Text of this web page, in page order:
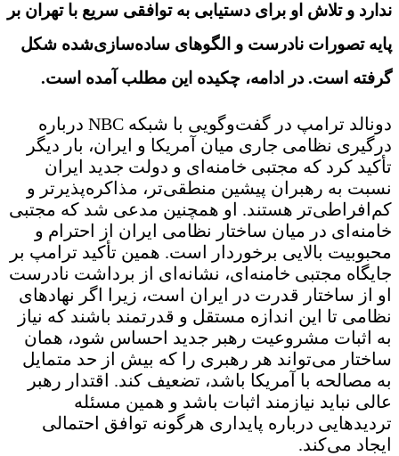
ندارد و تلاش او برای دستیابی به توافقی سریع با تهران بر
پایه تصورات نادرست و الگوهای ساده‌سازی‌شده شکل
گرفته است. در ادامه، چکیده این مطلب آمده است.
دونالد ترامپ در گفت‌وگویی با شبکه NBC درباره
درگیری نظامی جاری میان آمریکا و ایران، بار دیگر
تأکید کرد که مجتبی خامنه‌ای و دولت جدید ایران
نسبت به رهبران پیشین منطقی‌تر، مذاکره‌پذیرتر و
کم‌افراطی‌تر هستند. او همچنین مدعی شد که مجتبی
خامنه‌ای در میان ساختار نظامی ایران از احترام و
محبوبیت بالایی برخوردار است. همین تأکید ترامپ بر
جایگاه مجتبی خامنه‌ای، نشانه‌ای از برداشت نادرست
او از ساختار قدرت در ایران است، زیرا اگر نهادهای
نظامی تا این اندازه مستقل و قدرتمند باشند که نیاز
به اثبات مشروعیت رهبر جدید احساس شود، همان
ساختار می‌تواند هر رهبری را که بیش از حد متمایل
به مصالحه با آمریکا باشد، تضعیف کند. اقتدار رهبر
عالی نباید نیازمند اثبات باشد و همین مسئله
تردیدهایی درباره پایداری هرگونه توافق احتمالی
ایجاد می‌کند.